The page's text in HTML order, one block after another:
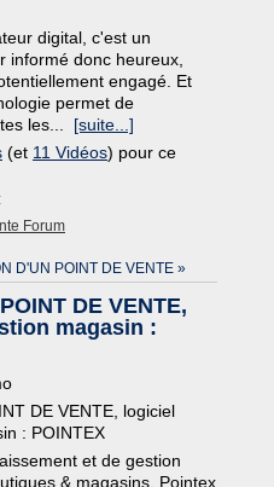
digital, c'est un
informé donc heureux,
engagé. Et
permet de
les... [suite...]
(et 11 Vidéos) pour ce
:
Forum
D'UN POINT DE VENTE »
DE VENTE,
magasin :
DE VENTE, logiciel
: POINTEX
et de gestion
& magasins, Pointex